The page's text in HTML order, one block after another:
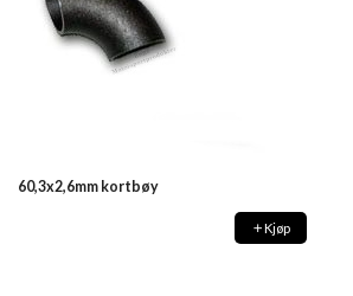
60,3x2,6mm kortbøy
Kjøp